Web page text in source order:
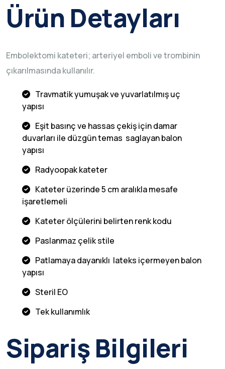
Ürün Detayları
Embolektomi kateteri; arteriyel emboli ve trombinin
çıkarılmasında kullanılır.
Travmatik yumuşak ve yuvarlatılmış uç
yapısı
Eşit basınç ve hassas çekiş için damar
duvarları ile düzgün temas saglayan balon
yapısı
Radyoopak kateter
Kateter üzerinde 5 cm aralıkla mesafe
işaretlemeli
Kateter ölçülerini belirten renk kodu
Paslanmaz çelik stile
Patlamaya dayanıklı lateks içermeyen balon
yapısı
Steril EO
Tek kullanımlık
Sipariş Bilgileri